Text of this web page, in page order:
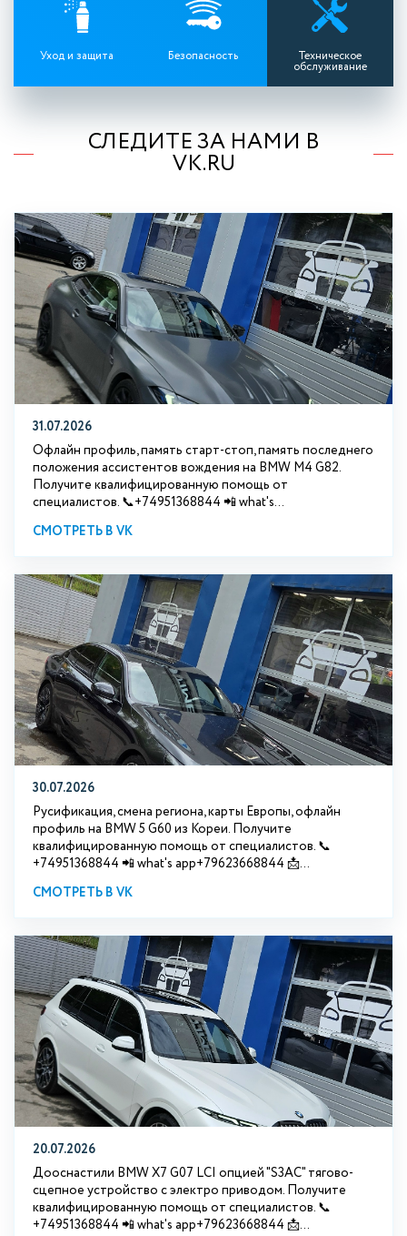
Уход и защита Безопасность Техническое
обслуживание
СЛЕДИТЕ ЗА НАМИ В
VK.RU
31.07.2026
Офлайн профиль, память старт-стоп, память последнего
положения ассистентов вождения на BMW М4 G82.
Получите квалифицированную помощь от
специалистов. 📞+74951368844 📲 what's...
СМОТРЕТЬ В VK
30.07.2026
Русификация, смена региона, карты Европы, офлайн
профиль на BMW 5 G60 из Кореи. Получите
квалифицированную помощь от специалистов. 📞
+74951368844 📲 what's app+79623668844 📩...
СМОТРЕТЬ В VK
20.07.2026
Дооснастили BMW Х7 G07 LCI опцией "S3АС" тягово-
сцепное устройство с электро приводом. Получите
квалифицированную помощь от специалистов. 📞
+74951368844 📲 what's app+79623668844 📩...